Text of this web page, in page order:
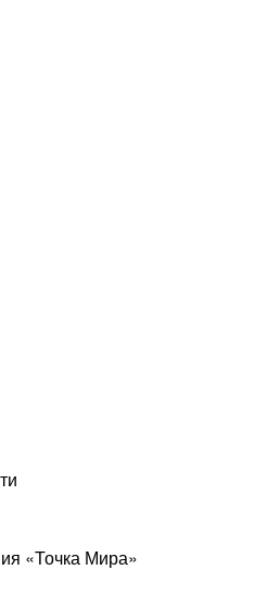
«Точка Мира»